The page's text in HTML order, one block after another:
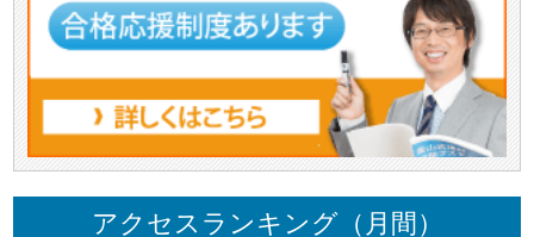
アクセスランキング（月間）